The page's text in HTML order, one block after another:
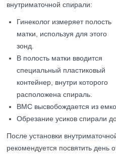
внутриматочной спирали:
Гинеколог измеряет полость
матки, используя для этого
зонд.
В полость матки вводится
специальный пластиковый
контейнер, внутри которого
расположена спираль.
ВМС высвобождается из
Обрезание усиков спирали
После установки
рекомендуется посвятить день